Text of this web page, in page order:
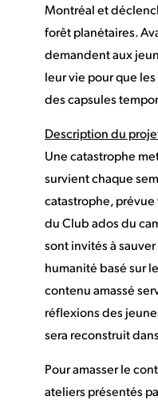
Montréal et
forêt planétaires.
demandent aux
leur vie pour que
des capsules
Description du
Une catastrophe
survient chaque
catastrophe,
du Club ados du
sont invités à
humanité basé sur
contenu amassé
réflexions des
sera reconstruit
Pour amasser le
ateliers présentés